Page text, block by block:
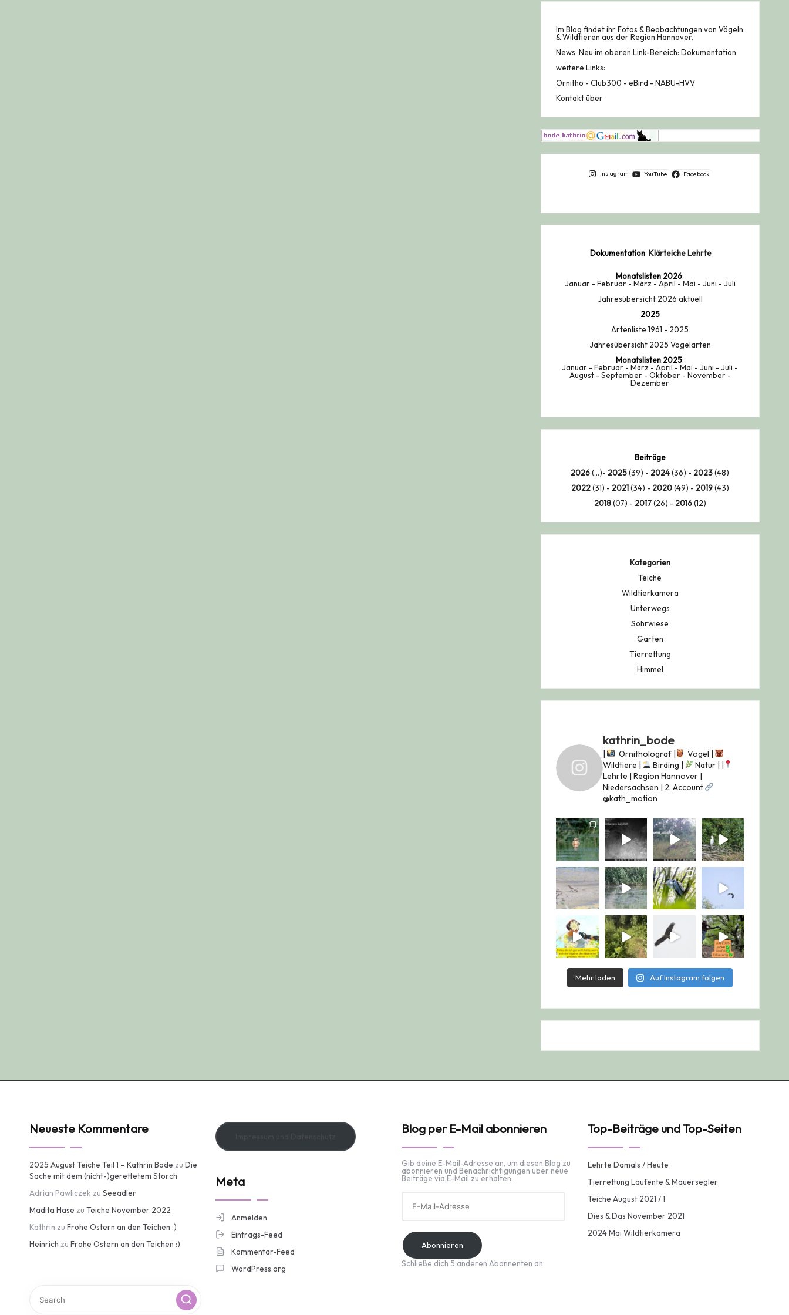
Im Blog findet ihr Fotos & Beobachtungen von Vögeln
& Wildtieren aus der Region Hannover.
News: Neu im oberen Link-Bereich: Dokumentation
weitere Links:
Ornitho - Club300 - eBird - NABU-HVV
Kontakt über
Instagram YouTube Facebook
Dokumentation Klärteiche Lehrte
Monatslisten 2026:
Januar - Februar - März - April - Mai - Juni - Juli
Jahresübersicht 2026 aktuell
2025
Artenliste 1961 - 2025
Jahresübersicht 2025 Vogelarten
Monatslisten 2025:
Januar -Februar -März -April -Mai - Juni - Juli -
August- September - Oktober - November -
Dezember
Beiträge
2026 (...)- 2025(39) - 2024(36) - 2023 (48)
2022(31) - 2021(34) - 2020(49) - 2019(43)
2018(07) - 2017(26) - 2016(12)
Kategorien
Teiche
Wildtierkamera
Unterwegs
Sohrwiese
Garten
Tierrettung
Himmel
kathrin_bode
| Ornitholograf |
Vögel |
Wildtiere |
Birding | Natur | |
Lehrte | Region Hannover |
Niedersachsen | 2. Account
@kath_motion
Mehr laden Auf Instagram folgen
Neueste Kommentare
2025 August Teiche Teil 1 – Kathrin Bode zu Die
Sache mit dem (nicht-)gerettetem Storch
Adrian Pawliczek zu Seeadler
Madita Hase zu Teiche November 2022
Kathrin zu Frohe Ostern an den Teichen :)
Heinrich zu Frohe Ostern an den Teichen :)
Meta
Anmelden
Eintrags-Feed
Kommentar-Feed
WordPress.org
Blog per E-Mail abonnieren
Gib deine E-Mail-Adresse an, um diesen Blog zu
abonnieren und Benachrichtigungen über neue
Beiträge via E-Mail zu erhalten.
Mail-
Adresse
Abonnieren
Schließe dich 5 anderen Abonnenten an
Top-Beiträge und Top-Seiten
Lehrte Damals / Heute
Tierrettung Laufente & Mauersegler
Teiche August 2021 / 1
Dies & Das November 2021
2024 Mai Wildtierkamera